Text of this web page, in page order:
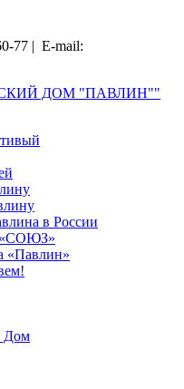
77 | E-mail:
ДОМ "ПАВЛИН""
в России
«СОЮЗ»
«Павлин»
Дом